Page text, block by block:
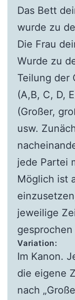
Das Bett
wurde zu
Die Frau
Wurde zu
Teilung der
(A,B, C, D,
(Großer,
usw.
jede Partei
Möglich ist
jeweilige
Variation:
Im Kanon.
die eigene
nach